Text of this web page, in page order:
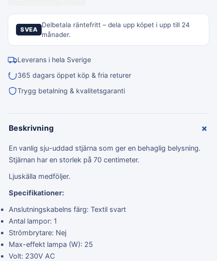
SVEA
Delbetala räntefritt – dela upp köpet i upp till 24
månader.
Leverans i hela Sverige
365 dagars öppet köp & fria returer
Trygg betalning & kvalitetsgaranti
Beskrivning +
En vanlig sju-uddad stjärna som ger en behaglig belysning.
Stjärnan har en storlek på 70 centimeter.
Ljuskälla medföljer.
Specifikationer:
Anslutningskabelns färg: Textil svart
Antal lampor: 1
Strömbrytare: Nej
Max-effekt lampa (W): 25
Volt: 230V AC